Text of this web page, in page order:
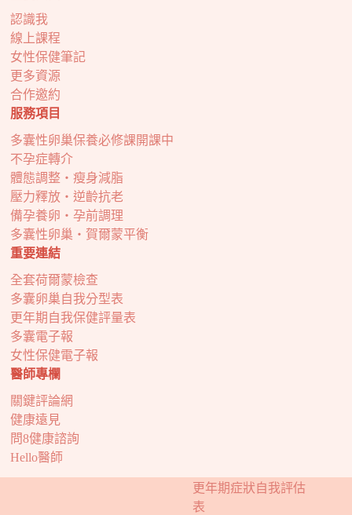
認識我
線上課程
女性保健筆記
更多資源
合作邀約
服務項目
多囊性卵巢保養必修課開課中
不孕症轉介
體態調整・瘦身減脂
壓力釋放・逆齡抗老
備孕養卵・孕前調理
多囊性卵巢・賀爾蒙平衡
重要連結
全套荷爾蒙檢查
多囊卵巢自我分型表
更年期自我保健評量表
多囊電子報
女性保健電子報
醫師專欄
關鍵評論網
健康遠見
問8健康諮詢
Hello醫師
更年期症狀自我評估
表